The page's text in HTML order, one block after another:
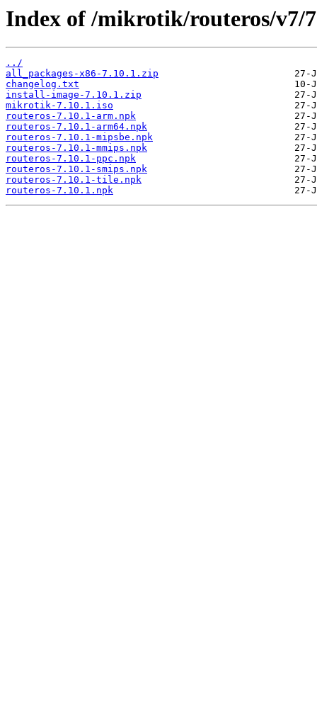
Index of /mikrotik/routeros/v7/
../
all_packages-x86-7.10.1.zip
changelog.txt
install-image-7.10.1.zip
mikrotik-7.10.1.iso
routeros-7.10.1-arm.npk
routeros-7.10.1-arm64.npk
routeros-7.10.1-mipsbe.npk
routeros-7.10.1-mmips.npk
routeros-7.10.1-ppc.npk
routeros-7.10.1-smips.npk
routeros-7.10.1-tile.npk
routeros-7.10.1.npk